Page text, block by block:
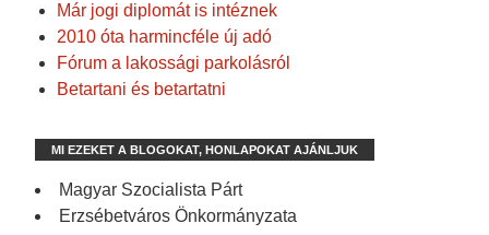
Már jogi diplomát is intéznek
2010 óta harmincféle új adó
Fórum a lakossági parkolásról
Betartani és betartatni
MI EZEKET A BLOGOKAT, HONLAPOKAT AJÁNLJUK
Magyar Szocialista Párt
Erzsébetváros Önkormányzata